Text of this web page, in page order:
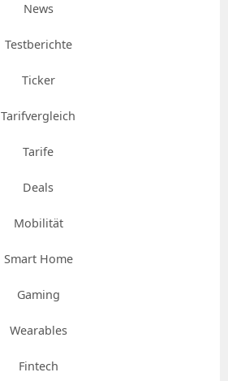
News
Testberichte
Ticker
Tarifvergleich
Tarife
Deals
Mobilität
Smart Home
Gaming
Wearables
Fintech